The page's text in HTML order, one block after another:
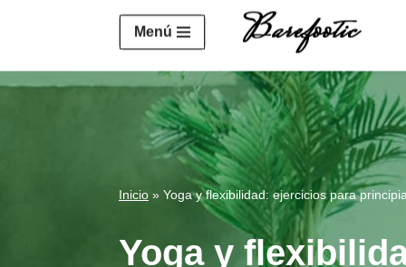
https://salesiq.zohopublic.eu/
Saltar
Menú
Inicio » Yoga y flexibilidad: ejercicios para
Yoga y